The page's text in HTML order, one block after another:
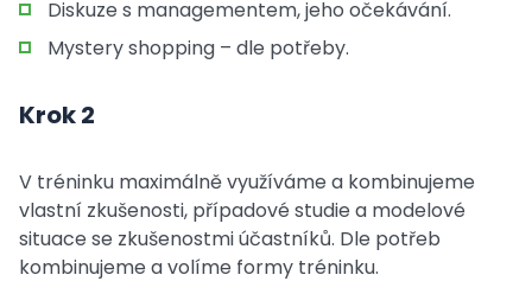
Diskuze s managementem, jeho očekávání.
Mystery shopping – dle potřeby.
Krok 2
V tréninku maximálně využíváme a kombinujeme
vlastní zkušenosti, případové studie a modelové
situace se zkušenostmi účastníků. Dle potřeb
kombinujeme a volíme formy tréninku.